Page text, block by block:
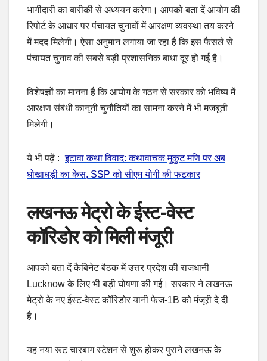
भागीदारी का बारीकी से अध्ययन करेगा। आपको बता दें आयोग की
रिपोर्ट के आधार पर पंचायत चुनावों में आरक्षण व्यवस्था तय करने
में मदद मिलेगी। ऐसा अनुमान लगाया जा रहा है कि इस फैसले से
पंचायत चुनाव की सबसे बड़ी प्रशासनिक बाधा दूर हो गई है।
विशेषज्ञों का मानना है कि आयोग के गठन से सरकार को भविष्य में
आरक्षण संबंधी कानूनी चुनौतियों का सामना करने में भी मजबूती
मिलेगी।
ये भी पढ़ें : इटावा कथा विवाद: कथावाचक मुकुट मणि पर अब
धोखाधड़ी का केस, SSP को सीएम योगी की फटकार
लखनऊ मेट्रो के ईस्ट-वेस्ट
कॉरिडोर को मिली मंजूरी
आपको बता दें कैबिनेट बैठक में उत्तर प्रदेश की राजधानी
Lucknow के लिए भी बड़ी घोषणा की गई। सरकार ने लखनऊ
मेट्रो के नए ईस्ट-वेस्ट कॉरिडोर यानी फेज-1B को मंजूरी दे दी
है।
यह नया रूट चारबाग स्टेशन से शुरू होकर पुराने लखनऊ के